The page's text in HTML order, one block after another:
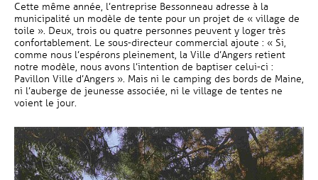
Cette même année, l’entreprise Bessonneau adresse à la
municipalité un modèle de tente pour un projet de « village de
toile ». Deux, trois ou quatre personnes peuvent y loger très
confortablement. Le sous-directeur commercial ajoute : « Si,
comme nous l’espérons pleinement, la Ville d’Angers retient
notre modèle, nous avons l’intention de baptiser celui-ci :
Pavillon Ville d’Angers ». Mais ni le camping des bords de Maine,
ni l’auberge de jeunesse associée, ni le village de tentes ne
voient le jour.